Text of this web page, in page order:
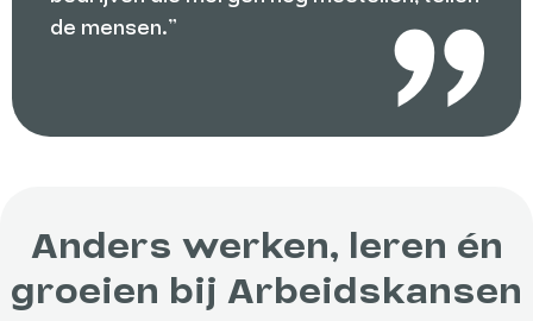
de mensen.”
Anders werken, leren én
groeien bij Arbeidskansen